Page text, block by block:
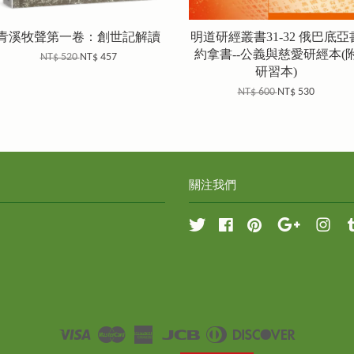
溪牧聲第一卷：創世記解讀
NT$ 520NT$ 457
明道研經叢書31-32 俄巴底亞
約拿書--公義與慈愛研經本(
研習本)
NT$ 600NT$ 530
關注我們
Twitter FacebookPinterest Google
Visa Master
American
JCB
Diners